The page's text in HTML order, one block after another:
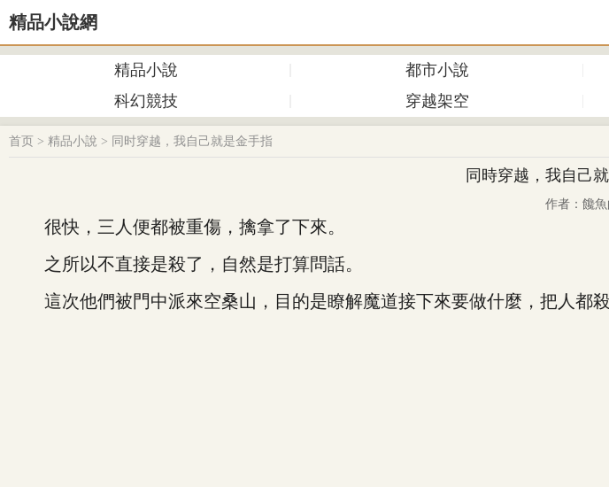
精品小說網
精品小說 都市小說
科幻競技
穿越架空
首页 > 精品小說 > 同时穿越，我自己就是金手指
同時穿越，我自己
作者：饞
很快，三人便都被重傷，擒拿了下來。
之所以不直接是殺了，自然是打算問話。
這次他們被門中派來空桑山，目的是瞭解魔道接下來要做什麼，把人都殺